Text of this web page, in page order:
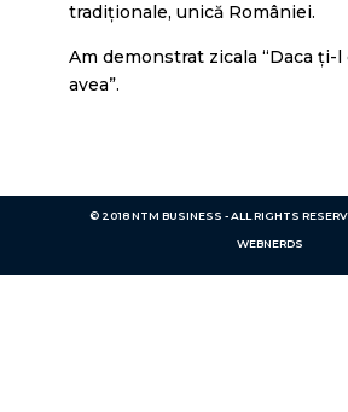
tradiționale, unică României.
Am demonstrat zicala “Daca ți-
avea”.
© 2018 NTM BUSINESS - ALL RIGHTS
WEBNERDS